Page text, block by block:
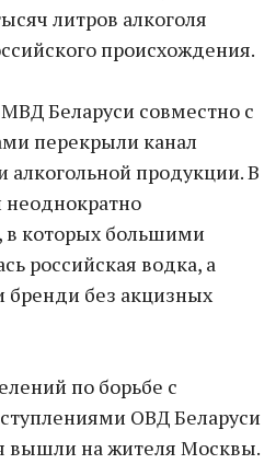
литров алкоголя
происхождения.
Беларуси совместно с
перекрыли канал
алкогольной продукции. В
неоднократно
в которых большими
российская водка, а
бренди без акцизных
по борьбе с
ОВД Беларуси
вышли на жителя Москвы.